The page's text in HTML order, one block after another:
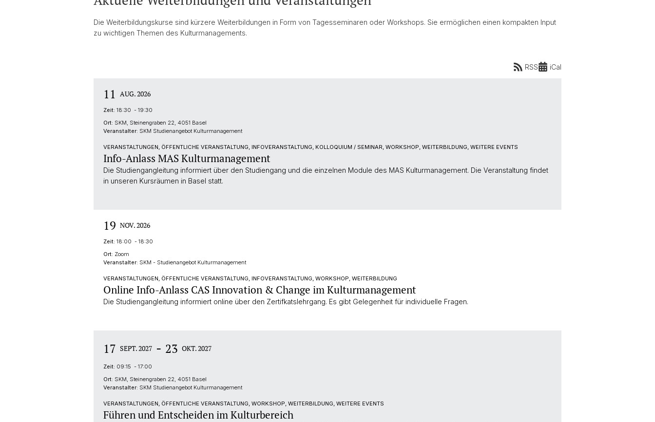
Die Weiterbildungskurse sind kürzere Weiterbildungen in Form von Tagesseminaren oder Workshops. Sie ermöglichen einen kompakten Input
zu wichtigen Themen des Kulturmanagements.
RSS iCal
11 AUG. 2026
Zeit: 18:30 - 19:30
Ort: SKM, Steinengraben 22, 4051 Basel
Veranstalter: SKM Studienangebot Kulturmanagement
VERANSTALTUNGEN, ÖFFENTLICHE VERANSTALTUNG, INFOVERANSTALTUNG, KOLLOQUIUM / SEMINAR, WORKSHOP, WEITERBILDUNG, WEITERE EVENTS
Info-Anlass MAS Kulturmanagement
Die Studiengangleitung informiert über den Studiengang und die einzelnen Module des MAS Kulturmanagement. Die Veranstaltung findet
in unseren Kursräumen in Basel statt.
19 NOV. 2026
Zeit: 18:00 - 18:30
Ort: Zoom
Veranstalter: SKM - Studienangebot Kulturmanagement
VERANSTALTUNGEN, ÖFFENTLICHE VERANSTALTUNG, INFOVERANSTALTUNG, WORKSHOP, WEITERBILDUNG
Online Info-Anlass CAS Innovation & Change im Kulturmanagement
Die Studiengangleitung informiert online über den Zertifkatslehrgang. Es gibt Gelegenheit für individuelle Fragen.
17 SEPT. 2027 - 23 OKT. 2027
Zeit: 09:15 - 17:00
Ort: SKM, Steinengraben 22, 4051 Basel
Veranstalter: SKM Studienangebot Kulturmanagement
VERANSTALTUNGEN, ÖFFENTLICHE VERANSTALTUNG, WORKSHOP, WEITERBILDUNG, WEITERE EVENTS
Führen und Entscheiden im Kulturbereich